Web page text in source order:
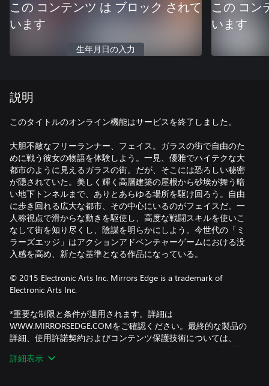
この コンテンツ は ブロック されて
います
生年月日の入力
この コン
います
説明
このタイトルのオンライン機能はサービスを終了しました。
大胆不敵なフリーランナー、フェイス。ガラスの街で自由のた
めに戦う彼女の物語を体験しよう。一見、優雅でハイテクな大
都市のように見えるガラスの街。だが、そこには恐ろしい秘密
が隠されていた。美しく輝く高層建築の屋根から砂埃が舞う暗
い地下トンネルまで、ありとあらゆる場所を駆け回ろう。自由
に歩き回れる広大な都市、その中心にいるのがフェイスだ。一
人称視点で滑からな動きを駆使し、高度な戦闘スキルを使いこ
なして街を知り尽くし、陰謀を明らかにしよう。今世代の「ミ
ラーズエッジ」はアクションアドベンチャーゲームにおける没
入感を高め、新たな基準となる作品になっている。
© 2015 Electronic Arts Inc. Mirrors Edge is a trademark of
Electronic Arts Inc.
*重要な制限と条件が適用されます。詳細は
WWW.MIRRORSEDGE.COMをご確認ください。最終的な製品の
詳細、使用許諾契約およびコンテンツ保護技術については、
WWW.EA.COM/1/PRODUCT-EULASをご確認ください。本製品
をプレイするにはインターネット接続とORIGINアカウント、シ
詳細表示